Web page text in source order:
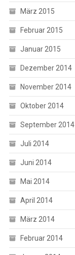
März 2015
Februar 2015
Januar 2015
Dezember 2014
November 2014
Oktober 2014
September 2014
Juli 2014
Juni 2014
Mai 2014
April 2014
März 2014
Februar 2014